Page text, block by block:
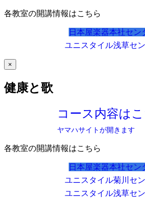
各教室の開講情報はこちら
日本屋楽器本社セン
ユニスタイル浅草セ
×
健康と歌
コース内容は
ヤマハサイトが開きます
各教室の開講情報はこちら
日本屋楽器本社セン
ユニスタイル菊川セ
ユニスタイル浅草セ